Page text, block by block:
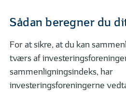
Sådan beregner du
For at sikre, at du kan
tværs af
sammenligningsindeks, har
investeringsforeningerne